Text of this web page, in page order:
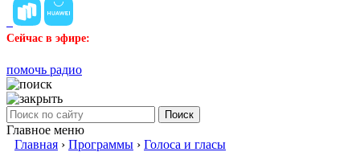
Сейчас в эфире:
помочь радио
Поиск
Главное меню
Главная › Программы › Голоса и гласы